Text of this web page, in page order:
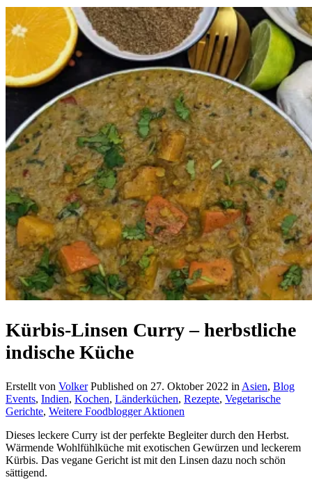
Kürbis-Linsen Curry – herbstliche
indische Küche
Erstellt von Volker Published on 27. Oktober 2022 in Asien, Blog
Events, Indien, Kochen, Länderküchen, Rezepte, Vegetarische
Gerichte, Weitere Foodblogger Aktionen
Dieses leckere Curry ist der perfekte Begleiter durch den Herbst.
Wärmende Wohlfühlküche mit exotischen Gewürzen und leckerem
Kürbis. Das vegane Gericht ist mit den Linsen dazu noch schön
sättigend.